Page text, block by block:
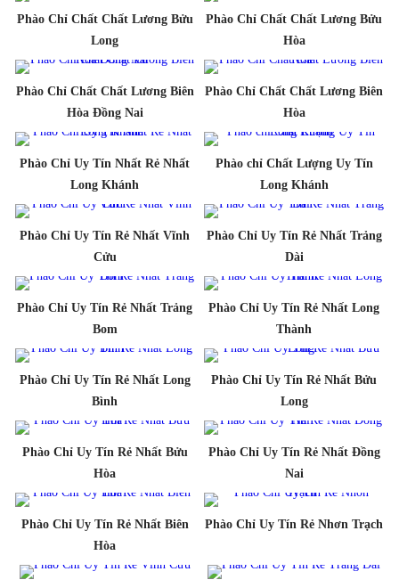
Phào Chỉ Chất Chất Lương Bửu
Long
Phào Chỉ Chất Chất Lương Bửu
Hòa
Phào Chỉ Chất Chất Lương Biên
Hòa Đồng Nai
Phào Chỉ Chất Chất Lương Biên
Hòa
Phào Chỉ Uy Tín Nhất Rẻ Nhất
Long Khánh
Phào chỉ Chất Lượng Uy Tín
Long Khánh
Phào Chỉ Uy Tín Rẻ Nhất Vĩnh
Cửu
Phào Chỉ Uy Tín Rẻ Nhất Trảng
Dài
Phào Chỉ Uy Tín Rẻ Nhất Trảng
Bom
Phào Chỉ Uy Tín Rẻ Nhất Long
Thành
Phào Chỉ Uy Tín Rẻ Nhất Long
Bình
Phào Chỉ Uy Tín Rẻ Nhất Bửu
Long
Phào Chỉ Uy Tín Rẻ Nhất Bửu
Hòa
Phào Chỉ Uy Tín Rẻ Nhất Đồng
Nai
Phào Chỉ Uy Tín Rẻ Nhất Biên
Hòa
Phào Chỉ Uy Tín Rẻ Nhơn Trạch